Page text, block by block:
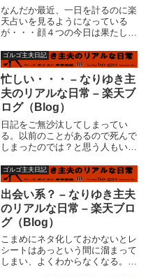
なんだか最近、一日を計るのに楽
天占いを見るようになっている
が・・・顔４つの今日は果たして
なりギリギリになって更新してい
るので、ダイジェストでお知らせ
します。（そんなんでいいの
か？？）朝、ＰＣの具合が滅茶苦
茶悪い...
ゴルゴ主夫日記
忙しい・・・ – なりゆき主
夫のリアルな日常 – 楽天ブ
ログ（Blog）
日記をご無沙汰してしまってい
る。以前のことがあるので死んで
しまったのでは？と思う人もいる
る。というより、体調はいい。や
はりあれは、栄養不足から来てい
たような気がする。便秘もなし
だ。何故か禁煙も続いている。奇
跡的な...
ゴルゴ主夫日記
出会い系？ – なりゆき主夫
のリアルな日常 – 楽天ブロ
グ（Blog）
こまめにネタ化しておかないとレ
シートはあっという間に溜まって
しまい、よくわからなくなる。